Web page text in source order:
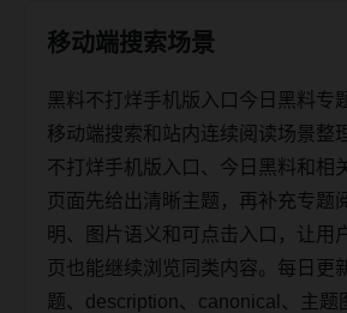
移动端搜索场景
黑料不打烊手机版入口今日黑料专
移动端搜索和站内连续阅读场景整
不打烊手机版入口、今日黑料和相
页面先给出清晰主题，再补充专题
明、图片语义和可点击入口，让用
页也能继续浏览同类内容。每日更
题、description、canonical、主题